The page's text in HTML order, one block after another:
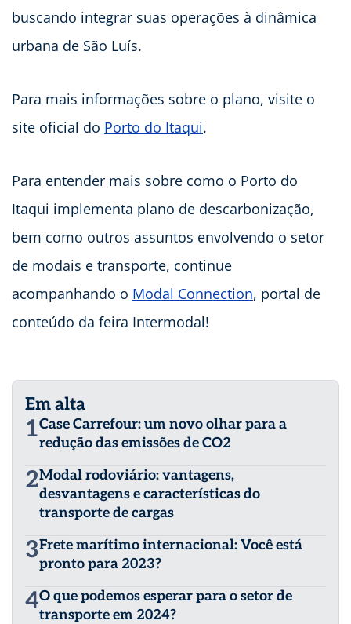
buscando integrar suas operações à dinâmica
urbana de São Luís.
Para mais informações sobre o plano, visite o
site oficial do Porto do Itaqui.
Para entender mais sobre como o Porto do
Itaqui implementa plano de descarbonização,
bem como outros assuntos envolvendo o setor
de modais e transporte, continue
acompanhando o Modal Connection, portal de
conteúdo da feira Intermodal!
Em alta
1Case Carrefour: um novo olhar para a
redução das emissões de CO2
2Modal rodoviário: vantagens,
desvantagens e características do
transporte de cargas
3Frete marítimo internacional: Você está
pronto para 2023?
4O que podemos esperar para o setor de
transporte em 2024?